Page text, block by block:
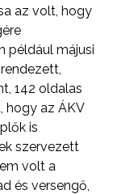
az volt, hogy
például májusi
142 oldalas
hogy az ÁKV
is
szervezett
volt a
és versengő,